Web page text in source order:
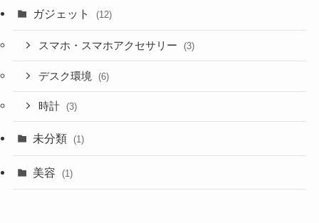
ガジェット (12)
スマホ・スマホアクセサリー (3)
デスク環境 (6)
時計 (3)
未分類 (1)
美容 (1)